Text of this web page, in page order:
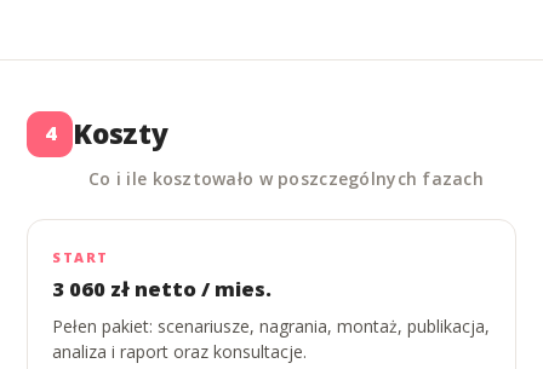
4 Koszty
Co i ile kosztowało w poszczególnych fazach
START
3 060 zł netto / mies.
Pełen pakiet: scenariusze, nagrania, montaż, publikacja,
analiza i raport oraz konsultacje.